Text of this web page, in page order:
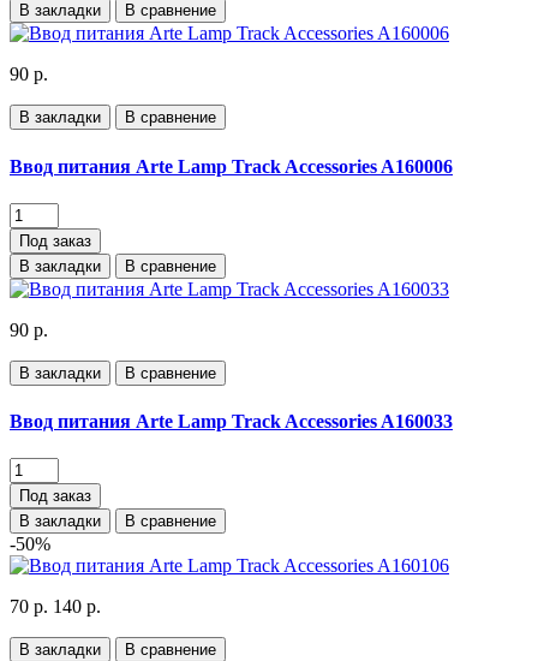
В закладки
В сравнение
90 р.
В закладки В сравнение
Ввод питания Arte Lamp Track Accessories A160006
Под заказ
В закладки
В сравнение
90 р.
В закладки В сравнение
Ввод питания Arte Lamp Track Accessories A160033
Под заказ
В закладки
В сравнение
-50%
70 р. 140 р.
В закладки В сравнение